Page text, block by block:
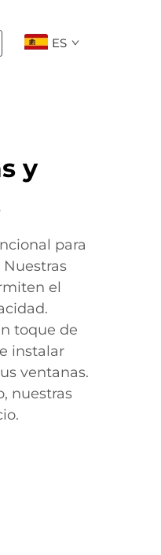
ES
y
para
el
toque de
instalar
ventanas.
nuestras